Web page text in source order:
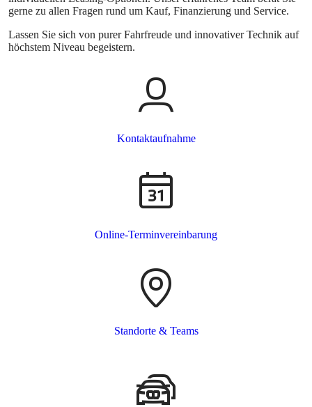
gerne zu allen Fragen rund um Kauf, Finanzierung und Service.
Lassen Sie sich von purer Fahrfreude und innovativer Technik auf
höchstem Niveau begeistern.